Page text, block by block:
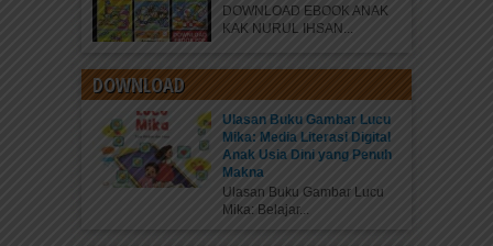
DOWNLOAD EBOOK ANAK
KAK NURUL IHSAN...
DOWNLOAD
Ulasan Buku Gambar Lucu
Mika: Media Literasi Digital
Anak Usia Dini yang Penuh
Makna
Ulasan Buku Gambar Lucu
Mika: Belajar...